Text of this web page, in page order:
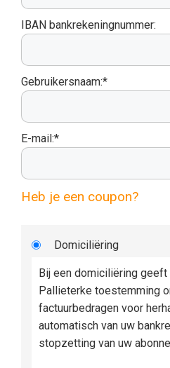
IBAN bankrekeningnummer:
Gebruikersnaam:*
E-mail:*
Heb je een coupon?
Domiciliëring
Bij een domiciliëring
Pallieterke toestemming
factuurbedragen voor
automatisch van uw
stopzetting van uw